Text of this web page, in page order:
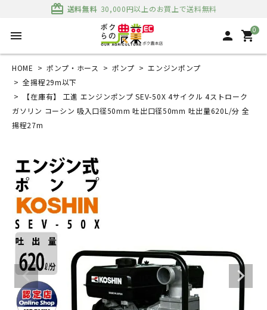
card_giftcard 送料無料 30,000円以上のお買上で送料無料
menu person 0
shopping_cart
HOME ポンプ・ホース ポンプ
エンジンポンプ
全揚程29m以下
【在庫有】 工進 エンジンポンプ SEV-50X 4サイクル 4ストローク
ガソリン コーシン 吸入口径50mm 吐出口径50mm 吐出量620L/分 全
揚程27m